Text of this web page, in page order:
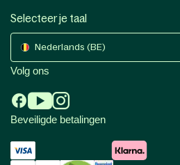
Selecteer je taal
Nederlands (BE)
Volg ons
Beveiligde betalingen